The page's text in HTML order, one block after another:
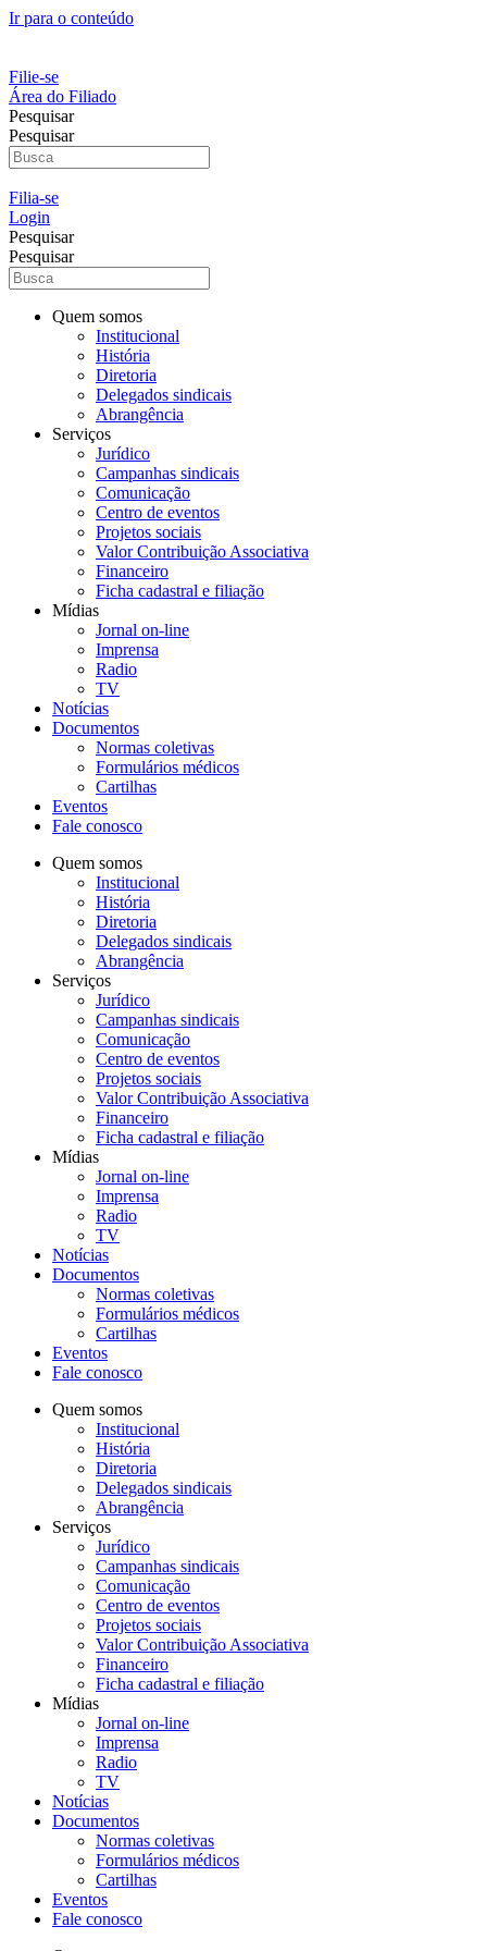
Ir para o conteúdo
Filie-se
Área do Filiado
Pesquisar
Pesquisar
Filia-se
Login
Pesquisar
Pesquisar
Quem somos
Institucional
História
Diretoria
Delegados sindicais
Abrangência
Serviços
Jurídico
Campanhas sindicais
Comunicação
Centro de eventos
Projetos sociais
Valor Contribuição Associativa
Financeiro
Ficha cadastral e filiação
Mídias
Jornal on-line
Imprensa
Radio
TV
Notícias
Documentos
Normas coletivas
Formulários médicos
Cartilhas
Eventos
Fale conosco
Quem somos
Institucional
História
Diretoria
Delegados sindicais
Abrangência
Serviços
Jurídico
Campanhas sindicais
Comunicação
Centro de eventos
Projetos sociais
Valor Contribuição Associativa
Financeiro
Ficha cadastral e filiação
Mídias
Jornal on-line
Imprensa
Radio
TV
Notícias
Documentos
Normas coletivas
Formulários médicos
Cartilhas
Eventos
Fale conosco
Quem somos
Institucional
História
Diretoria
Delegados sindicais
Abrangência
Serviços
Jurídico
Campanhas sindicais
Comunicação
Centro de eventos
Projetos sociais
Valor Contribuição Associativa
Financeiro
Ficha cadastral e filiação
Mídias
Jornal on-line
Imprensa
Radio
TV
Notícias
Documentos
Normas coletivas
Formulários médicos
Cartilhas
Eventos
Fale conosco